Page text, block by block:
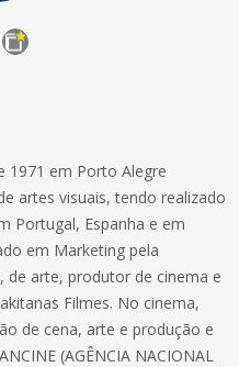
1971 em Porto Alegre
artes visuais, tendo realizado
Portugal, Espanha e em
em Marketing pela
de arte, produtor de cinema e
Filmes. No cinema,
de cena, arte e produção e
(AGÊNCIA NACIONAL